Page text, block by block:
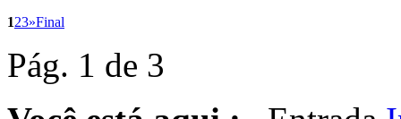
123»Final
Pág. 1 de 3